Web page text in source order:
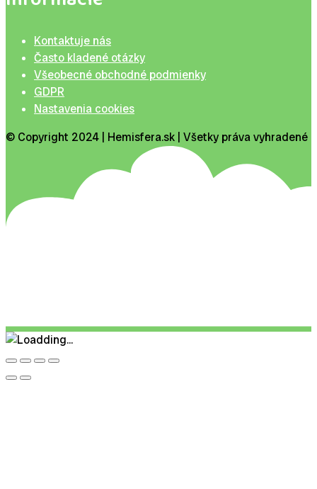
Kontaktuje nás
Často kladené otázky
Všeobecné obchodné podmienky
GDPR
Nastavenia cookies
© Copyright 2024 | Hemisfera.sk | Všetky práva vyhradené